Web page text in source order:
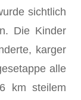
sichtlich
Die Kinder
karger
alle
km steilem